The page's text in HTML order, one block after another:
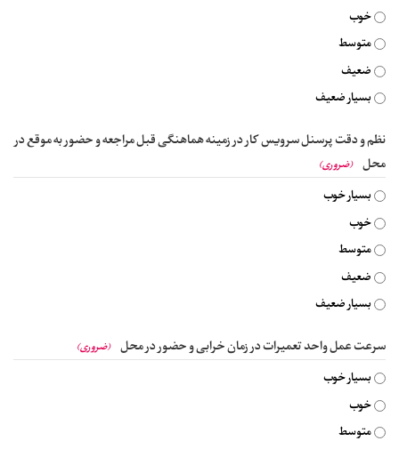
خوب
متوسط
ضعیف
بسیار ضعیف
نظم و دقت پرسنل سرویس کار در زمینه هماهنگی قبل مراجعه و حضور به موقع در
محل (ضروری)
بسیار خوب
خوب
متوسط
ضعیف
بسیار ضعیف
سرعت عمل واحد تعمیرات در زمان خرابی و حضور در محل (ضروری)
بسیار خوب
خوب
متوسط